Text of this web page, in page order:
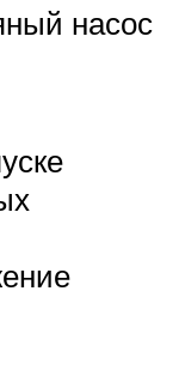
насос